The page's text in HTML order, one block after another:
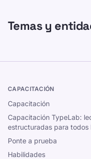
Temas y
CAPACITACIÓN
Capacitación
Capacitación TypeLab:
estructuradas para todos
Ponte a prueba
Habilidades